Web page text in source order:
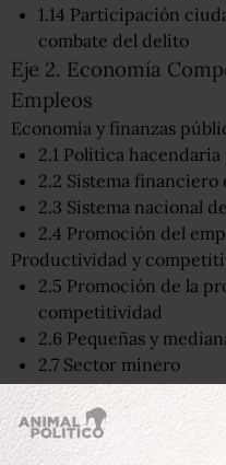
1.14 Participación
combate del delito
Eje 2. Economía
Empleos
Economía y finanzas
2.1 Política
2.2 Sistema
2.3 Sistema nacional
2.4 Promoción del
Productividad y
2.5 Promoción de la
competitividad
2.6 Pequeñas y
2.7 Sector minero
2.8 Sector rural
2.9 Turismo
2.10 Desarrollo